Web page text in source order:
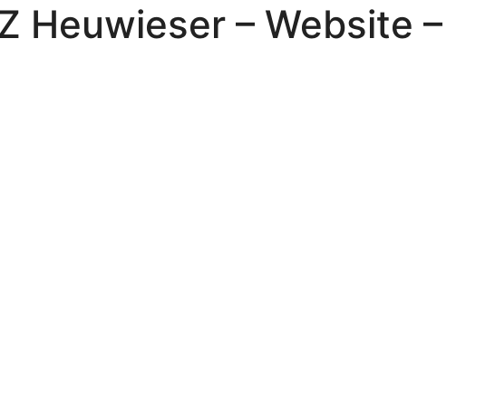
Heuwieser – Website –